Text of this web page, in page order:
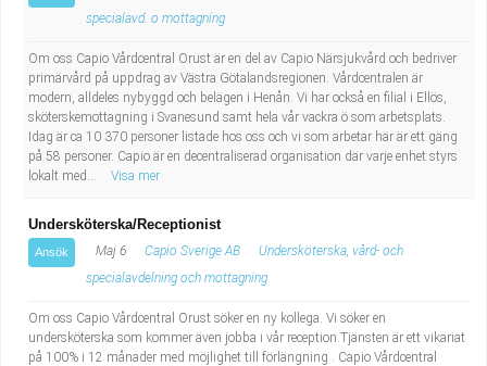
Industriell tillverkning
Installation, drift, underhåll
Kropps- och skönhetsvård
Kultur, media, design
Militärt arbete
Naturbruk
Naturvetenskapligt arbete
Behandlingsassistent/Socialpedagog
Tandsköterska
Budbilsförare
Tidningsbud/Tidningsdistributör
Lärare i fritidshem/Fritidspedagog
Taxiförare/Taxichaufför
Läkarsekreterare/Vårdadmin/Medicinsk
specialavd. o mottagning
Om oss Capio Vårdcentral Orust är en del av Capio Närsjukvård och bedriver
primärvård på uppdrag av Västra Götalandsregionen. Vårdcentralen är
modern, alldeles nybyggd och belägen i Henån. Vi har också en filial i Ellös,
sköterskemottagning i Svanesund samt hela vår vackra ö som arbetsplats.
Idag är ca 10 370 personer listade hos oss och vi som arbetar här är ett gäng
på 58 personer. Capio är en decentraliserad organisation där varje enhet styrs
lokalt med...
Visa mer
Undersköterska/Receptionist
Ansök Maj 6 Capio Sverige AB
Undersköterska, vård- och
specialavdelning och mottagning
Om oss Capio Vårdcentral Orust söker en ny kollega. Vi söker en
undersköterska som kommer även jobba i vår reception.Tjänsten är ett vikariat
på 100% i 12 månader med möjlighet till förlängning . Capio Vårdcentral